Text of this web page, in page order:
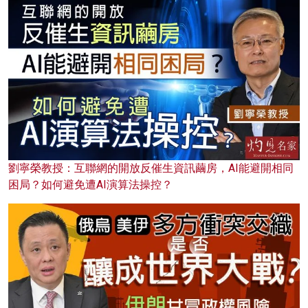
劉寧榮教授：互聯網的開放反催生資訊繭房，AI能避開相同
困局？如何避免遭AI演算法操控？